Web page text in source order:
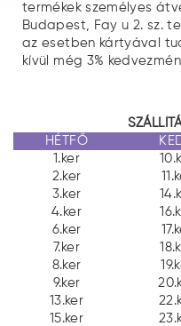
termékek személyes
Budapest, Fay u 2. sz.
az esetben kártyával
kívül még 3%
HÉTFŐ
1.ker
2.ker
3.ker
4.ker
6.ker
7.ker
8.ker
9.ker
13.ker
15.ker